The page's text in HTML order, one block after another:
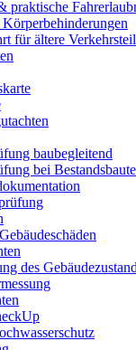
praktische
für ältere
baubegleitend
bei
des